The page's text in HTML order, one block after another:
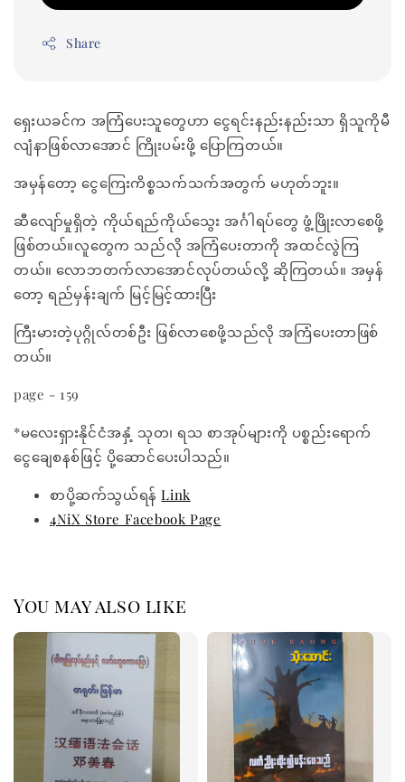
Share
ရှေးယခင်က အကြံပေးသူတွေဟာ ငွေရင်းနည်းနည်းသာ ရှိသူကိုမီ
လျံနာဖြစ်လာအောင် ကြိုးပမ်းဖို့ ပြောကြတယ်။
အမှန်တော့ ငွေကြေးကိစ္စသက်သက်အတွက် မဟုတ်ဘူး။
ဆီလျော်မှုရှိတဲ့ ကိုယ်ရည်ကိုယ်သွေး အင်္ဂါရပ်တွေ ဖွံ့ဖြိုးလာစေဖို့
ဖြစ်တယ်။လူတွေက သည်လို အကြံပေးတာကို အထင်လွဲကြ
တယ်။ လောဘတက်လာအောင်လုပ်တယ်လို့ ဆိုကြတယ်။ အမှန်
တော့ ရည်မှန်းချက် မြင့်မြင့်ထားပြီး
ကြီးမားတဲ့ပုဂ္ဂိုလ်တစ်ဦး ဖြစ်လာစေဖို့သည်လို အကြံပေးတာဖြစ်
တယ်။
page - 159
*မလေးရှားနိုင်ငံအနှံ့ သုတ၊ ရသ စာအုပ်များကို ပစ္စည်းရောက်
ငွေချေစနစ်ဖြင့် ပို့ဆောင်ပေးပါသည်။
စာပို့ဆက်သွယ်ရန်Link
4NiX Store Facebook Page
You may also like